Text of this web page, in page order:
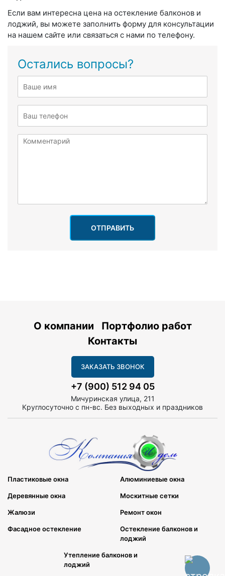
Если вам интересна цена на остекление балконов и
лоджий, вы можете заполнить форму для консультации
на нашем сайте или связаться с нами по телефону.
Остались вопросы?
ОТПРАВИТЬ
О компании
Портфолио работ
Контакты
ЗАКАЗАТЬ ЗВОНОК
+7 (900) 512 94 05
Мичуринская улица, 211
Круглосуточно с пн-вс. Без выходных и праздников
Пластиковые окна Алюминиевые окна
Деревянные окна Москитные сетки
Жалюзи Ремонт окон
Фасадное остекление
Остекление балконов и
лоджий
Утепление балконов и
лоджий